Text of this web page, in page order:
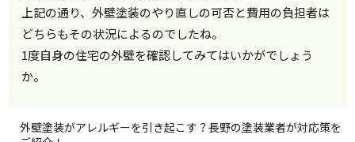
上記の通り、外壁塗装のやり直しの可否と費用の負担者は
どちらもその状況によるのでしたね。
1度自身の住宅の外壁を確認してみてはいかがでしょう
か。
外壁塗装がアレルギーを引き起こす？長野の塗装業者が対応策を